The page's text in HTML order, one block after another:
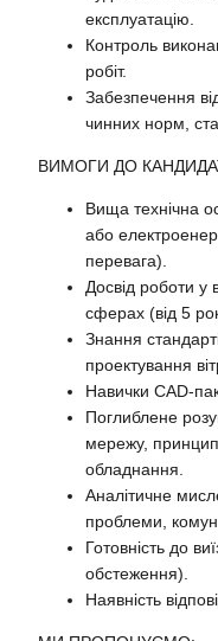
експлуатацію.
Контроль
робіт.
Забезпечення
чинних норм,
ВИМОГИ ДО
Вища технічна
або
перевага).
Досвід роботи у
сферах (від 5
Знання
проектування
Навички CAD-
Поглиблене
мережу,
обладнання.
Аналітичне
проблеми,
Готовність до
обстеження).
Наявність